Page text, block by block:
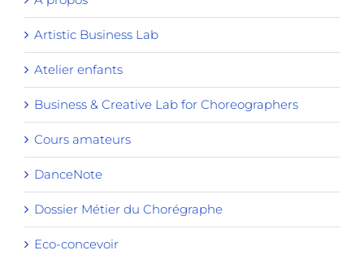
Artistic Business Lab
Atelier enfants
Business & Creative Lab for Choreographers
Cours amateurs
DanceNote
Dossier Métier du Chorégraphe
Eco-concevoir